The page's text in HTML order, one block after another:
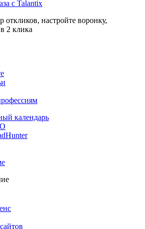
с Talantix
откликов, настройте воронку,
2 клика
календарь